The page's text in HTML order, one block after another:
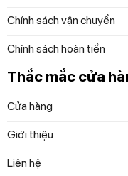
Trực tiếp qua
những sản phẩm
Chính sách vận chuyển
Chính sách hoàn tiền
Thắc mắc cửa
Cửa hàng
Giới thiệu
Liên hệ